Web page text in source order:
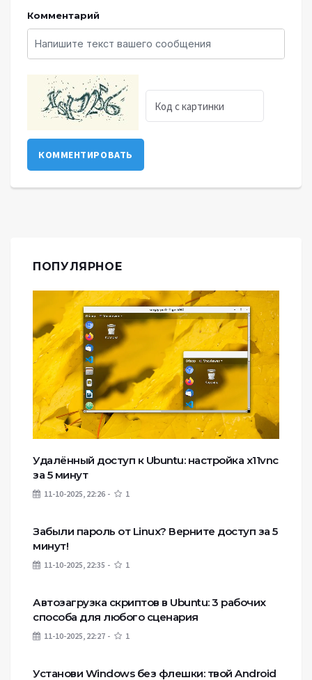
Комментарий
КОММЕНТИРОВАТЬ
ПОПУЛЯРНОЕ
Удалённый доступ к Ubuntu: настройка x11vnc
за 5 минут
11-10-2025, 22:26 1
Забыли пароль от Linux? Верните доступ за 5
минут!
11-10-2025, 22:35 1
Автозагрузка скриптов в Ubuntu: 3 рабочих
способа для любого сценария
11-10-2025, 22:27 1
Установи Windows без флешки: твой Android